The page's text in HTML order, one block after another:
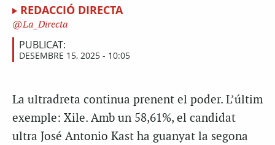
REDACCIÓ DIRECTA
La_Directa
PUBLICAT:
DESEMBRE 15, 2025 - 10:05
La ultradreta continua prenent el poder. L’últim
exemple: Xile. Amb un 58,61%, el candidat
ultra José Antonio Kast ha guanyat la segona